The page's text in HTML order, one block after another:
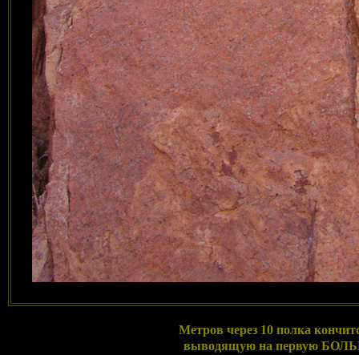
Метров через 10 полка
выводящую на первую